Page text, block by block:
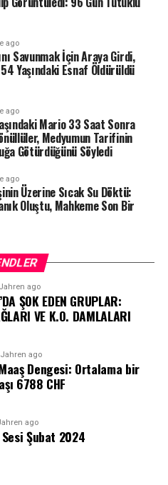
ve şoförün iddiaları
gözler, yargı
adıma çevrilmiş
#sondakika
ago
Savunmak İçin Araya Girdi,
Yaşındaki Esnaf Öldürüldü
ago
Mario 33 Saat Sonra
Medyumun Tarifinin
Götürdüğünü Söyledi
ago
Üzerine Sıcak Su Döktü:
Oluştu, Mahkeme Son Bir
ago
ŞOK EDEN GRUPLAR:
VE K.O. DAMLALARI
ago
Dengesi: Ortalama bir
6788 CHF
ago
Şubat 2024